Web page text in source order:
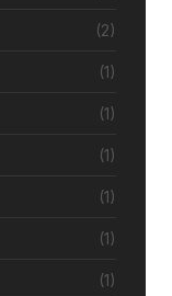
(2)
(1)
(1)
(1)
(1)
(1)
(1)